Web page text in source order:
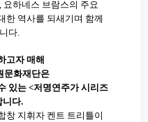
요하네스 브람스의 주요
한 역사를 되새기며 함께
다.
고자 매해
문화재단은
있는 <저명연주가 시리즈
니다.
창 지휘자 켄트 트리틀이